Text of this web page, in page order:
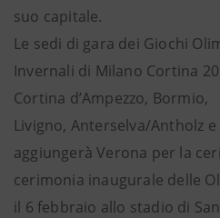
suo capitale.
Le sedi di gara dei Giochi
Invernali di Milano Cortina
Cortina d’Ampezzo, Bormio,
Livigno, Anterselva/Antholz
aggiungerà Verona per la
cerimonia inaugurale delle
il 6 febbraio allo stadio di